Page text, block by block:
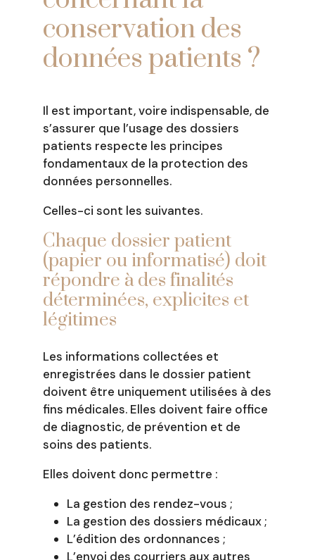
conservation des
données patients ?
Il est important, voire indispensable, de
s’assurer que l’usage des dossiers
patients respecte les principes
fondamentaux de la protection des
données personnelles.
Celles-ci sont les suivantes.
Chaque dossier patient
(papier ou informatisé) doit
répondre à des finalités
déterminées, explicites et
légitimes
Les informations collectées et
enregistrées dans le dossier patient
doivent être uniquement utilisées à des
fins médicales. Elles doivent faire office
de diagnostic, de prévention et de
soins des patients.
Elles doivent donc permettre :
La gestion des rendez-vous ;
La gestion des dossiers médicaux ;
L’édition des ordonnances ;
L’envoi des courriers aux autres